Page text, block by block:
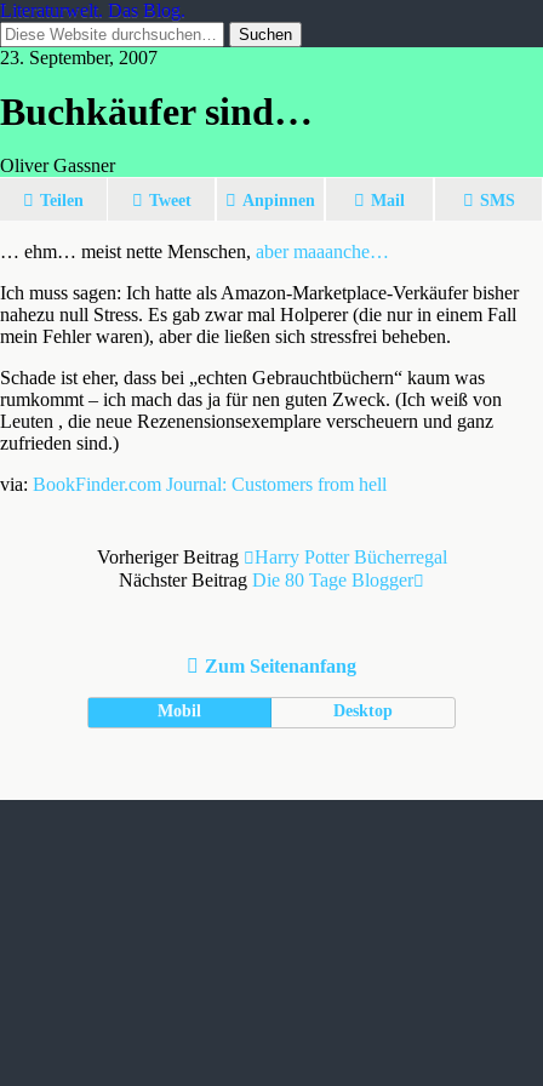
Literaturwelt. Das Blog.
23. September, 2007
Buchkäufer sind…
Oliver Gassner
Teilen Tweet Anpinnen Mail SMS
… ehm… meist nette Menschen, aber maaanche…
Ich muss sagen: Ich hatte als Amazon-Marketplace-Verkäufer bisher
nahezu null Stress. Es gab zwar mal Holperer (die nur in einem Fall
mein Fehler waren), aber die ließen sich stressfrei beheben.
Schade ist eher, dass bei „echten Gebrauchtbüchern“ kaum was
rumkommt – ich mach das ja für nen guten Zweck. (Ich weiß von
Leuten , die neue Rezenensionsexemplare verscheuern und ganz
zufrieden sind.)
via: BookFinder.com Journal: Customers from hell
Vorheriger Beitrag
Harry Potter Bücherregal
Nächster Beitrag Die 80 Tage Blogger
Zum Seitenanfang
Mobil Desktop